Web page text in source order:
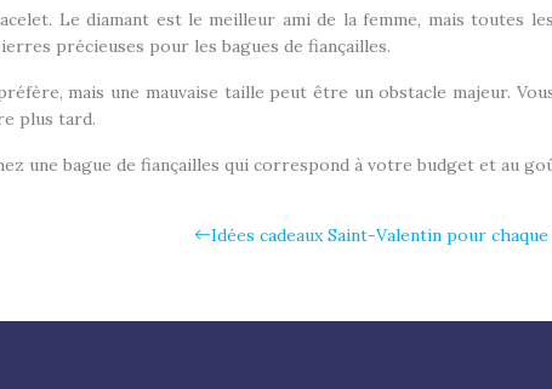
Le diamant est le meilleur ami de la femme, mais toutes les
précieuses pour les bagues de fiançailles.
mais une mauvaise taille peut être un obstacle majeur.
plus tard.
une bague de fiançailles qui correspond à votre budget et au
Idées cadeaux Saint-Valentin pour